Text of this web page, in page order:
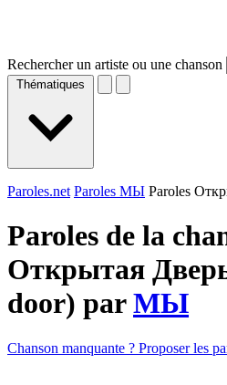
Rechercher un artiste ou une chanson
Thématiques
Paroles.net Paroles МЫ Paroles
Paroles de la
Открытая
door) parМЫ
Chanson manquante ? Proposer les